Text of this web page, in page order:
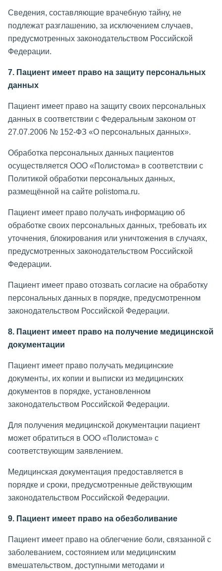
Сведения, составляющие врачебную тайну, не
подлежат разглашению, за исключением случаев,
предусмотренных законодательством Российской
Федерации.
7. Пациент имеет право на защиту персональных
данных
Пациент имеет право на защиту своих персональных
данных в соответствии с Федеральным законом от
27.07.2006 № 152-ФЗ «О персональных данных».
Обработка персональных данных пациентов
осуществляется ООО «Полистома» в соответствии с
Политикой обработки персональных данных,
размещённой на сайте polistoma.ru.
Пациент имеет право получать информацию об
обработке своих персональных данных, требовать их
уточнения, блокирования или уничтожения в случаях,
предусмотренных законодательством Российской
Федерации.
Пациент имеет право отозвать согласие на обработку
персональных данных в порядке, предусмотренном
законодательством Российской Федерации.
8. Пациент имеет право на получение медицинской
документации
Пациент имеет право получать медицинские
документы, их копии и выписки из медицинских
документов в порядке, установленном
законодательством Российской Федерации.
Для получения медицинской документации пациент
может обратиться в ООО «Полистома» с
соответствующим заявлением.
Медицинская документация предоставляется в
порядке и сроки, предусмотренные действующим
законодательством Российской Федерации.
9. Пациент имеет право на обезболивание
Пациент имеет право на облегчение боли, связанной с
заболеванием, состоянием или медицинским
вмешательством, доступными методами и